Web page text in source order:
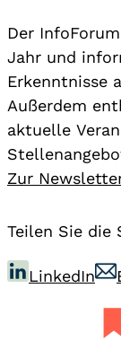
Der
Jahr und
Erkenntnisse
Außerdem
aktuelle
Zur
Teilen Sie die
LinkedIn